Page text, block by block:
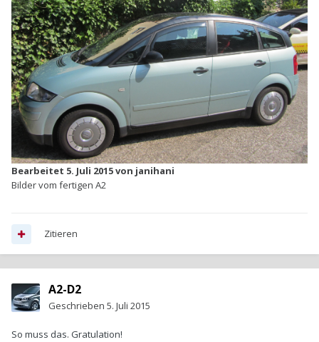
Bearbeitet 5. Juli 2015von janihani
Bilder vom fertigen A2
Zitieren
A2-D2
Geschrieben 5. Juli 2015
So muss das. Gratulation!